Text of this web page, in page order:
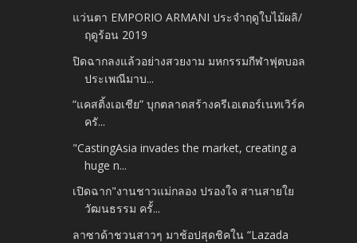
แว่นตา EMPORIO ARMANI ประจำฤดูใบไม้ผลิ/
ฤดูร้อน 2019
ปิดฉากลงแล้วอย่างสวยงาม มหกรรมกีฬาฟุตบอล
ประเพณีมาบ...
“แคสติ้งเอเชีย” บุกตลาดสร้างครีเอเตอร์เนทเวิร์ค
ครั...
"CastingAsia invades the market, creating a
huge n...
เปิดฉาก"งานชาวแม่กลอง ปรองใจ สานสายใย
วัฒนธรรม ครั้...
ลาซาด้าชวนสาวๆ มาช้อปสุดชิคใน “Lazada